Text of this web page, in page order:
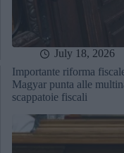
July 18, 2026
Importante riforma
Magyar punta alle
scappatoie fiscali